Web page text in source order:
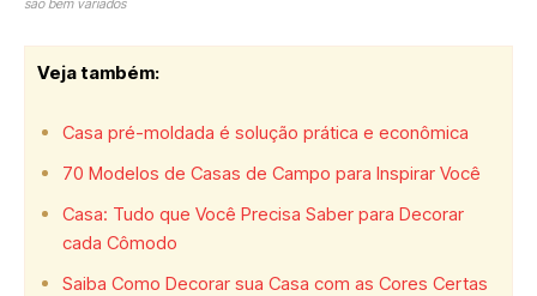
são bem variados
Veja também:
Casa pré-moldada é solução prática e econômica
70 Modelos de Casas de Campo para Inspirar Você
Casa: Tudo que Você Precisa Saber para Decorar
cada Cômodo
Saiba Como Decorar sua Casa com as Cores Certas